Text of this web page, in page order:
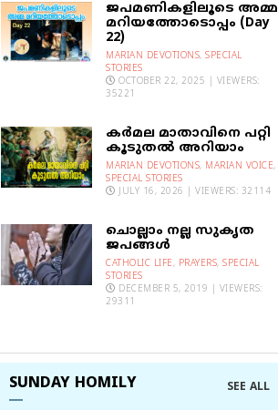
ജപമണികളിലൂടെ അമ്മ
മറിയത്തോടൊപ്പം (Day
22)
MARIAN DEVOTIONS, SPECIAL
STORIES
OCTOBER 22, 2025 | VIEWERS:
35221
കര്‍മല മാതാവിനെ പറ്റി
കൂടുതല്‍ അറിയാം
MARIAN DEVOTIONS, MARIAN VOICE,
SPECIAL STORIES
JULY 16, 2026 | VIEWERS: 32114
ചൊല്ലാം നല്ല സുകൃത
ജപങ്ങൾ
CATHOLIC LIFE, PRAYERS, SPECIAL
STORIES
DECEMBER 5, 2019 | VIEWERS:
29311
SUNDAY HOMILY SEE ALL